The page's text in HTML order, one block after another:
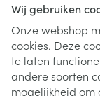
Wij gebruiken
Onze webshop
cookies. Deze
te laten
andere soorten
mogelijkheid om
Juridische links